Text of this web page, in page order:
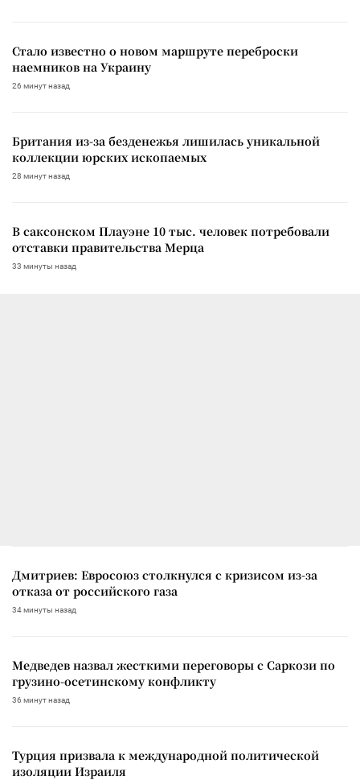
Стало известно о новом маршруте переброски
наемников на Украину
26 минут назад
Британия из-за безденежья лишилась уникальной
коллекции юрских ископаемых
28 минут назад
В саксонском Плауэне 10 тыс. человек потребовали
отставки правительства Мерца
33 минуты назад
Дмитриев: Евросоюз столкнулся с кризисом из-за
отказа от российского газа
34 минуты назад
Медведев назвал жесткими переговоры с Саркози по
грузино-осетинскому конфликту
36 минут назад
Турция призвала к международной политической
изоляции Израиля